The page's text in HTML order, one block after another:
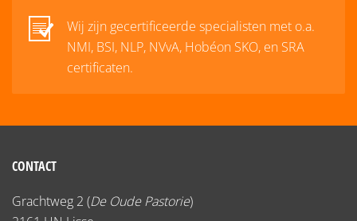
Wij zijn gecertificeerde specialisten met o.a.
NMI, BSI, NLP, NVvA, Hobéon SKO, en SRA
certificaten.
CONTACT
Grachtweg 2 (De Oude Pastorie)